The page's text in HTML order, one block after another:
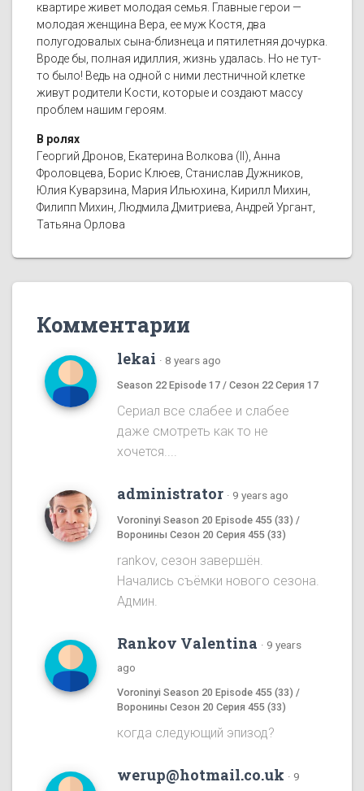
квартире живет молодая семья. Главные герои —
молодая женщина Вера, ее муж Костя, два
полугодовалых сына-близнеца и пятилетняя дочурка.
Вроде бы, полная идиллия, жизнь удалась. Но не тут-
то было! Ведь на одной с ними лестничной клетке
живут родители Кости, которые и создают массу
проблем нашим героям.
В ролях
Георгий Дронов, Екатерина Волкова (II), Анна
Фроловцева, Борис Клюев, Станислав Дужников,
Юлия Куварзина, Мария Ильюхина, Кирилл Михин,
Филипп Михин, Людмила Дмитриева, Андрей Ургант,
Татьяна Орлова
Комментарии
lekai · 8 years ago
Season 22 Episode 17 / Сезон 22 Серия 17
Сериал все слабее и слабее
даже смотреть как то не
хочется....
administrator · 9 years ago
Voroninyi Season 20 Episode 455 (33) /
Воронины Сезон 20 Серия 455 (33)
rankov, сезон завершён.
Начались съёмки нового сезона.
Админ.
Rankov Valentina · 9 years
ago
Voroninyi Season 20 Episode 455 (33) /
Воронины Сезон 20 Серия 455 (33)
когда следующий эпизод?
werup@hotmail.co.uk · 9